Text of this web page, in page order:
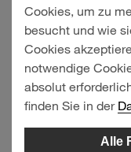
Beurteilung des
-
Wirtschaftsprüfer.
Das
Kontrollsystem des
Risiko- und
Cookies, um zu
besucht und wie
Cookies
notwendige
absolut
finden Sie in der
Alle